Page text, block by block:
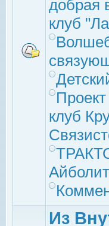
добрая
клуб
клуб
Из